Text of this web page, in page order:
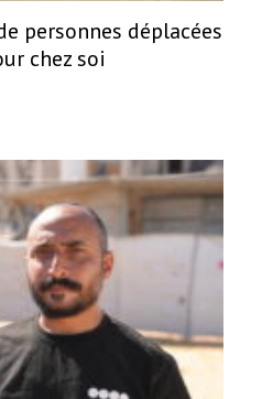
personnes déplacées
chez soi